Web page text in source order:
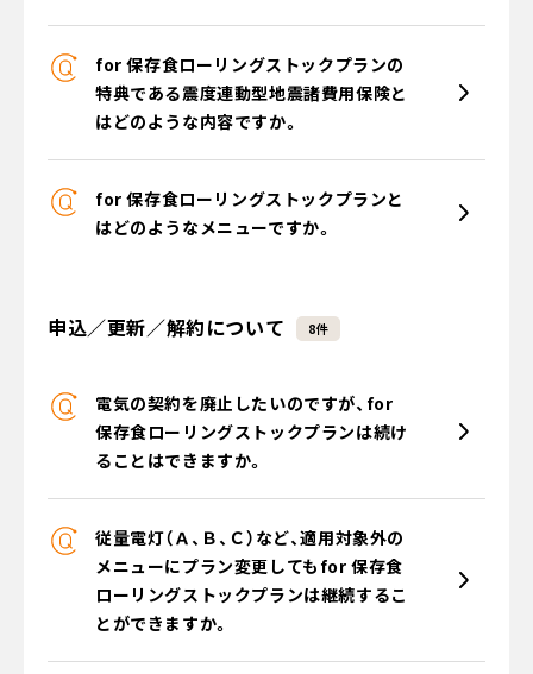
for 保存食ローリングストックプランの
特典である震度連動型地震諸費用保険と
はどのような内容ですか。
for 保存食ローリングストックプランと
はどのようなメニューですか。
申込／更新／解約について 8件
電気の契約を廃止したいのですが、for
保存食ローリングストックプランは続け
ることはできますか。
従量電灯（Ａ、Ｂ、Ｃ）など、適用対象外の
メニューにプラン変更してもfor 保存食
ローリングストックプランは継続するこ
とができますか。